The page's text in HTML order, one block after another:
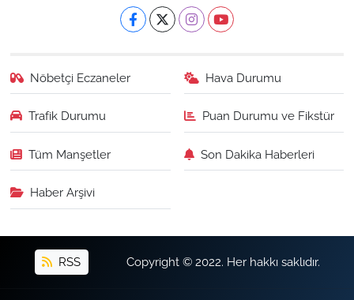
Nöbetçi Eczaneler Hava Durumu
Trafik Durumu Puan Durumu ve Fikstür
Tüm Manşetler Son Dakika Haberleri
Haber Arşivi
RSS Copyright © 2022. Her hakkı saklıdır.